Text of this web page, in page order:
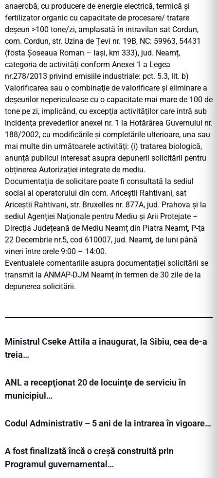
anaerobă, cu producere de energie electrică, termică și
fertilizator organic cu capacitate de procesare/ tratare
deșeuri >100 tone/zi, amplasată în intravilan sat Cordun,
com. Cordun, str. Uzina de Țevi nr. 19B, NC: 59963, 54431
(fosta Șoseaua Roman – Iași, km 333), jud. Neamț,
categoria de activități conform Anexei 1 a Legea
nr.278/2013 privind emisiile industriale: pct. 5.3, lit. b)
Valorificarea sau o combinaţie de valorificare şi eliminare a
deşeurilor nepericuloase cu o capacitate mai mare de 100 de
tone pe zi, implicând, cu excepţia activităţilor care intră sub
incidenţa prevederilor anexei nr. 1 la Hotărârea Guvernului nr.
188/2002, cu modificările şi completările ulterioare, una sau
mai multe din următoarele activităţi: (i) tratarea biologică,
anunță publicul interesat asupra depunerii solicitării pentru
obținerea Autorizației integrate de mediu.
Documentația de solicitare poate fi consultată la sediul
social al operatorului din com. Ariceștii Rahtivani, sat
Ariceștii Rahtivani, str. Bruxelles nr. 877A, jud. Prahova şi la
sediul Agenției Naționale pentru Mediu și Arii Protejate –
Direcția Județeană de Mediu Neamț din Piatra Neamţ, P-ţa
22 Decembrie nr.5, cod 610007, jud. Neamţ, de luni până
vineri între orele 9:00 – 14:00.
Eventualele comentariile asupra documentației solicitării se
transmit la ANMAP-DJM Neamț în termen de 30 zile de la
depunerea solicitării.
Ministrul Cseke Attila a inaugurat, la Sibiu, cea de-a
treia…
ANL a recepţionat 20 de locuinţe de serviciu în
municipiul…
Codul Administrativ – 5 ani de la intrarea în vigoare…
A fost finalizată încă o creșă construită prin
Programul guvernamental…